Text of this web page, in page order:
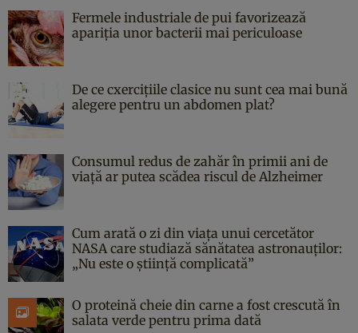
Fermele industriale de pui favorizează
apariția unor bacterii mai periculoase
De ce cxercițiile clasice nu sunt cea mai bună
alegere pentru un abdomen plat?
Consumul redus de zahăr în primii ani de
viață ar putea scădea riscul de Alzheimer
Cum arată o zi din viața unui cercetător
NASA care studiază sănătatea astronauților:
„Nu este o știință complicată”
O proteină cheie din carne a fost crescută în
salata verde pentru prima dată